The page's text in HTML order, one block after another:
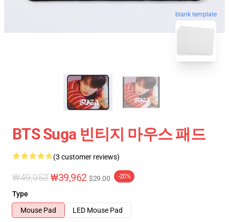
blank template
BTS Suga 빈티지 마우스 패드
(3 customer reviews)
₩49,953 ₩39,962 $29.00 -20%
Type
Mouse Pad
LED Mouse Pad